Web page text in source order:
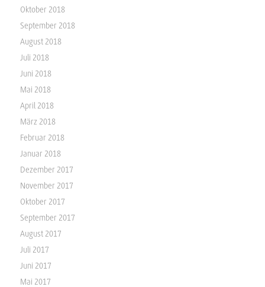
Oktober 2018
September 2018
August 2018
Juli 2018
Juni 2018
Mai 2018
April 2018
März 2018
Februar 2018
Januar 2018
Dezember 2017
November 2017
Oktober 2017
September 2017
August 2017
Juli 2017
Juni 2017
Mai 2017